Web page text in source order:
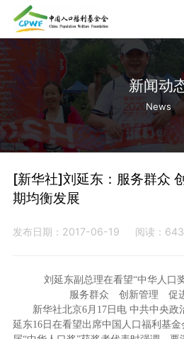
新闻动
News
[新华社]刘延东：服务群众
期均衡发展
发布日期：2017-06-19 阅读：
刘延东副总理在看望“中华人口
服务群众 创新管理 促进
新华社北京6月17日电 中共中央政
延东16日在看望出席中国人口福利基